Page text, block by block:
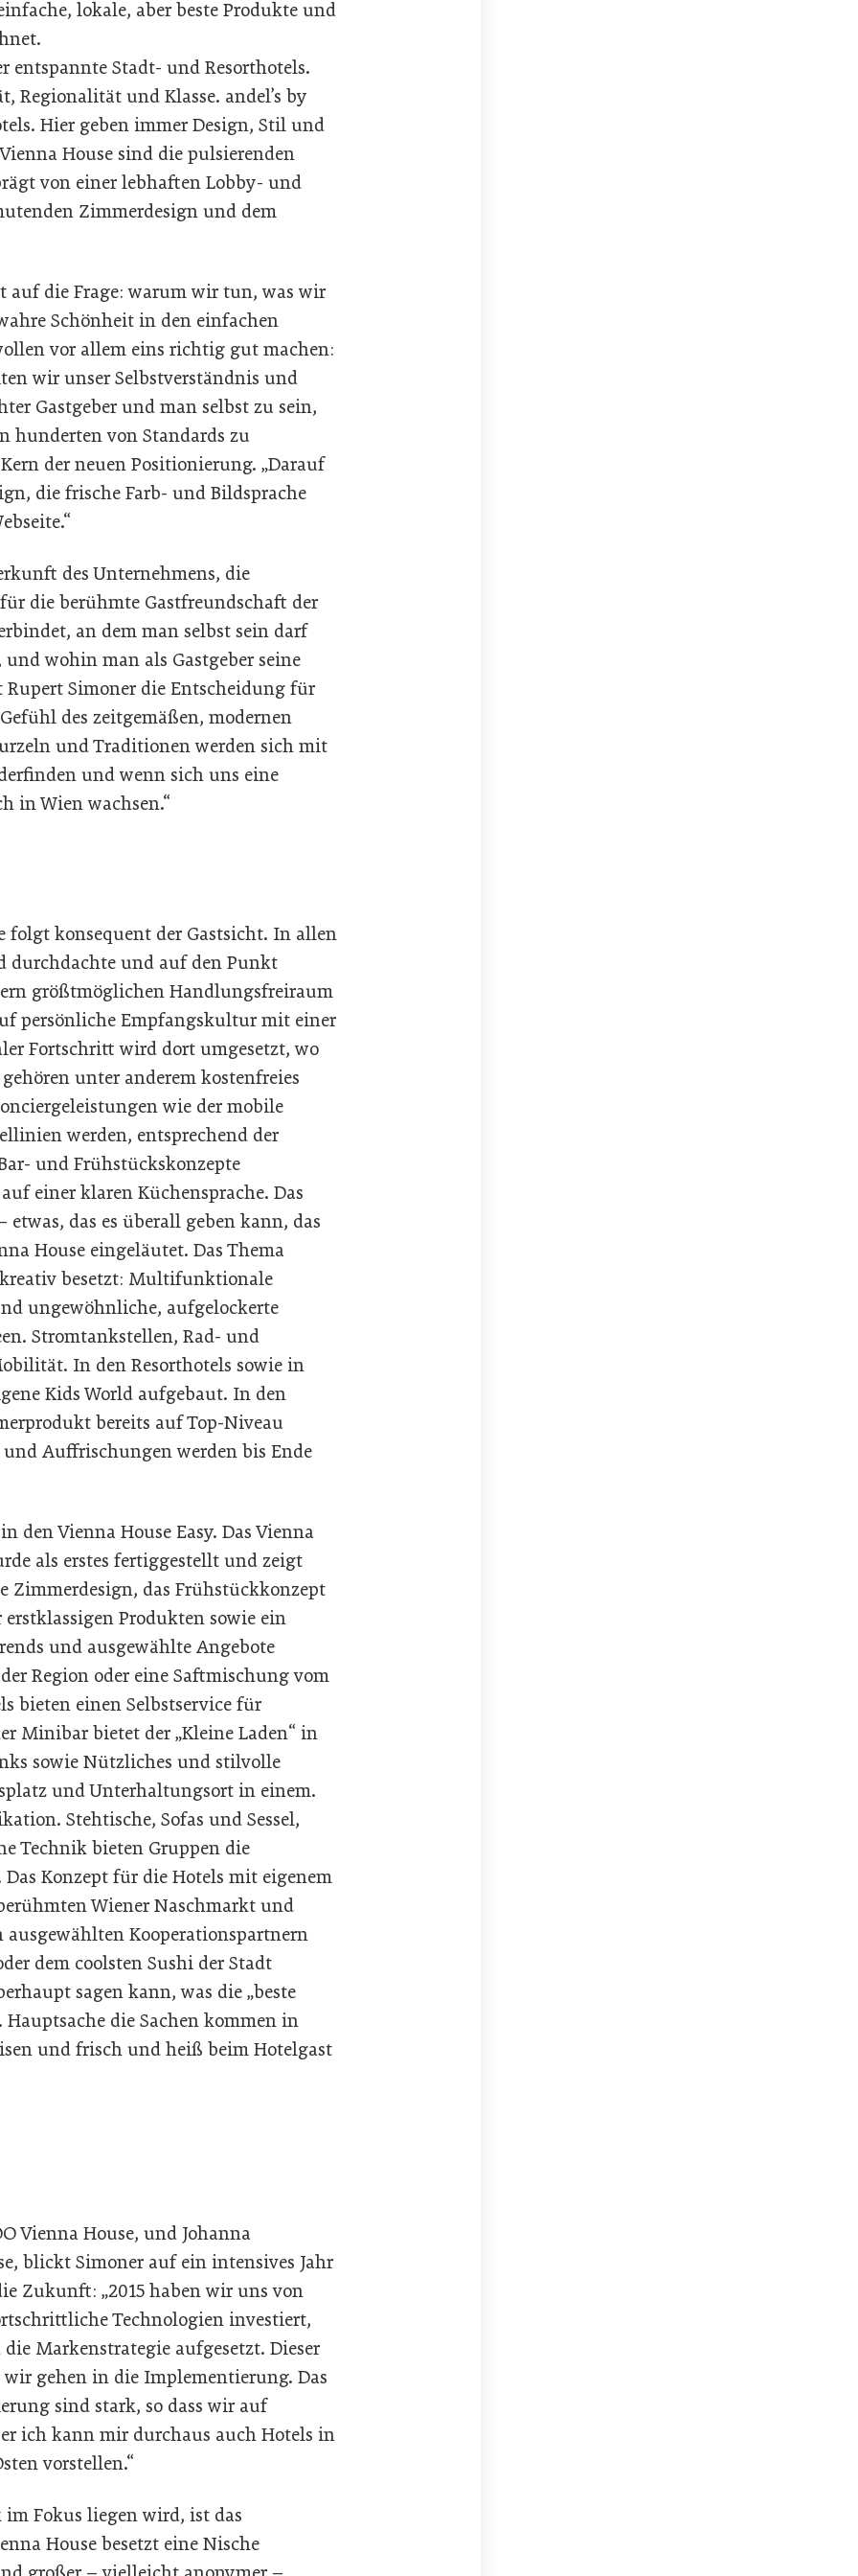
lokale, aber beste Produkte und
entspannte Stadt- und Resorthotels.
und Klasse. andel’s by
Hier geben immer Design, Stil und
House sind die pulsierenden
von einer lebhaften Lobby- und
Zimmerdesign und dem
auf die Frage: warum wir tun, was wir
Schönheit in den einfachen
vor allem eins richtig gut machen:
wir unser Selbstverständnis und
Gastgeber und man selbst zu sein,
hunderten von Standards zu
der neuen Positionierung. „Darauf
die frische Farb- und Bildsprache
des Unternehmens, die
die berühmte Gastfreundschaft der
an dem man selbst sein darf
wohin man als Gastgeber seine
Rupert Simoner die Entscheidung für
des zeitgemäßen, modernen
und Traditionen werden sich mit
und wenn sich uns eine
in Wien wachsen.“
folgt konsequent der Gastsicht. In allen
durchdachte und auf den Punkt
größtmöglichen Handlungsfreiraum
persönliche Empfangskultur mit einer
Fortschritt wird dort umgesetzt, wo
unter anderem kostenfreies
wie der mobile
werden, entsprechend der
und Frühstückskonzepte
einer klaren Küchensprache. Das
das es überall geben kann, das
House eingeläutet. Das Thema
besetzt: Multifunktionale
ungewöhnliche, aufgelockerte
Stromtankstellen, Rad- und
In den Resorthotels sowie in
Kids World aufgebaut. In den
bereits auf Top-Niveau
Auffrischungen werden bis Ende
den Vienna House Easy. Das Vienna
als erstes fertiggestellt und zeigt
Zimmerdesign, das Frühstückkonzept
Produkten sowie ein
und ausgewählte Angebote
Region oder eine Saftmischung vom
bieten einen Selbstservice für
Minibar bietet der „Kleine Laden“ in
sowie Nützliches und stilvolle
und Unterhaltungsort in einem.
Stehtische, Sofas und Sessel,
Technik bieten Gruppen die
Konzept für die Hotels mit eigenem
Wiener Naschmarkt und
Kooperationspartnern
dem coolsten Sushi der Stadt
sagen kann, was die „beste
Hauptsache die Sachen kommen in
und frisch und heiß beim Hotelgast
Vienna House, und Johanna
blickt Simoner auf ein intensives Jahr
Zukunft: „2015 haben wir uns von
Technologien investiert,
Markenstrategie aufgesetzt. Dieser
wir gehen in die Implementierung. Das
sind stark, so dass wir auf
ich kann mir durchaus auch Hotels in
vorstellen.“
im Fokus liegen wird, ist das
House besetzt eine Nische